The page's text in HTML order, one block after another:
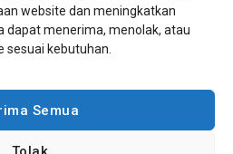
website dan meningkatkan
dapat menerima, menolak, atau
kebutuhan.
Semua